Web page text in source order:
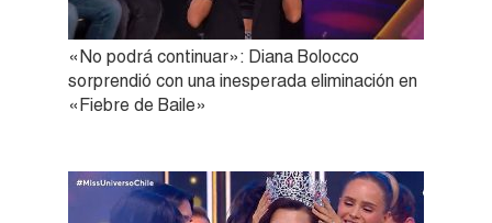
«No podrá continuar»: Diana Bolocco
sorprendió con una inesperada eliminación en
«Fiebre de Baile»